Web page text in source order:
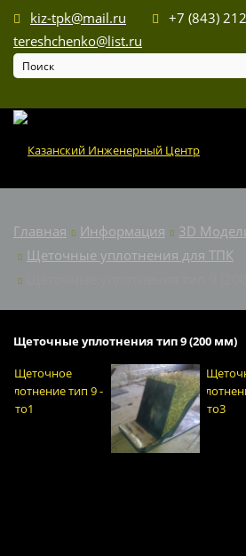
kiz-tpk@mail.ru
tereshchenko@list.ru
+7 (843)
Главная Информация
3D
Щеточные уплотнения для ТПК
Щеточные уплотнения тип 9 (200 мм)